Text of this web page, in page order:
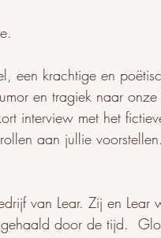
een krachtige en
en tragiek naar
interview met het
aan jullie
van Lear. Zij en Lear
door de tijd.